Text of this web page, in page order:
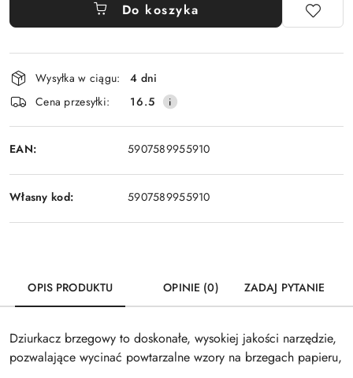
Do koszyka
Dostępność
i
dostawa
Wysyłka w ciągu:
4 dni
Cena przesyłki:
16.5
EAN: 5907589955910
Własny kod: 5907589955910
OPIS PRODUKTU OPINIE (0) ZADAJ PYTANIE
Dziurkacz brzegowy to doskonałe, wysokiej jakości narzędzie,
pozwalające wycinać powtarzalne wzory na brzegach papieru,